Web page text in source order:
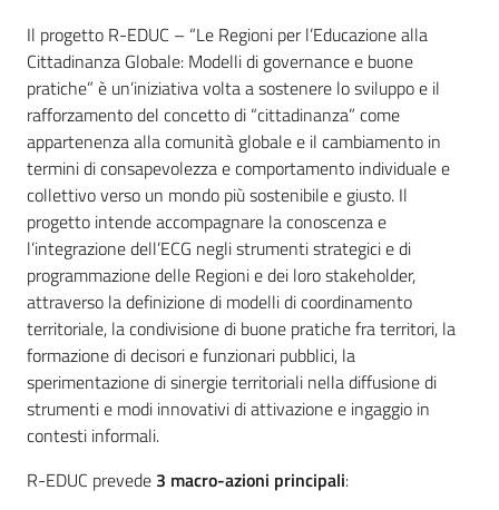
Il progetto R-EDUC – “Le Regioni per l’Educazione alla
Cittadinanza Globale: Modelli di governance e buone
pratiche” è un’iniziativa volta a sostenere lo sviluppo e il
rafforzamento del concetto di “cittadinanza” come
appartenenza alla comunità globale e il cambiamento in
termini di consapevolezza e comportamento individuale e
collettivo verso un mondo più sostenibile e giusto. Il
progetto intende accompagnare la conoscenza e
l’integrazione dell’ECG negli strumenti strategici e di
programmazione delle Regioni e dei loro stakeholder,
attraverso la definizione di modelli di coordinamento
territoriale, la condivisione di buone pratiche fra territori, la
formazione di decisori e funzionari pubblici, la
sperimentazione di sinergie territoriali nella diffusione di
strumenti e modi innovativi di attivazione e ingaggio in
contesti informali.
R-EDUC prevede 3 macro-azioni principali: